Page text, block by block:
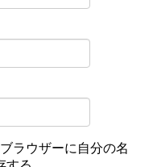
ラウザーに自分の名